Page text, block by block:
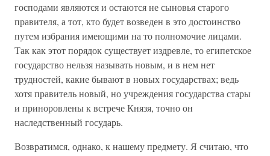
господами являются и остаются не сыновья старого
правителя, а тот, кто будет возведен в это достоинство
путем избрания имеющими на то полномочие лицами.
Так как этот порядок существует издревле, то египетское
государство нельзя называть новым, и в нем нет
трудностей, какие бывают в новых государствах; ведь
хотя правитель новый, но учреждения государства стары
и приноровлены к встрече Князя, точно он
наследственный государь.
Возвратимся, однако, к нашему предмету. Я считаю, что